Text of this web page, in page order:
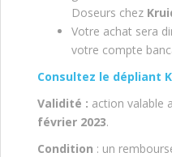
Doseurs chez
Votre achat sera
votre compte
Consultez le dépliant
Validité : action valable
février 2023.
Condition : un